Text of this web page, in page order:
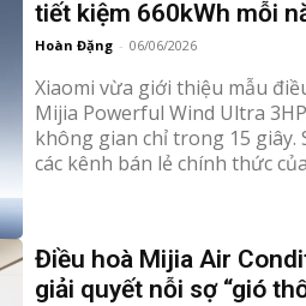
tiết kiệm 660kWh mỗi
Hoàn Đặng - 06/06/2026
Xiaomi vừa giới thiệu mẫu
Mijia Powerful Wind Ultra
không gian chỉ trong 15 giây.
các kênh bán lẻ chính thức
Điều hoà Mijia Air
giải quyết nỗi sợ “gió